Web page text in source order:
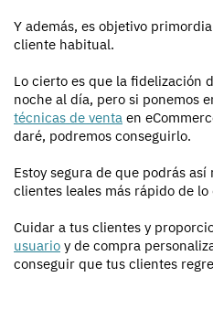
Y además, es objetivo
cliente habitual.
Lo cierto es que la fidelización
noche al día, pero si ponemos
técnicas de venta en
daré, podremos conseguirlo.
Estoy segura de que podrás
clientes leales más rápido de lo
Cuidar a tus clientes y
usuario y de compra
conseguir que tus clientes